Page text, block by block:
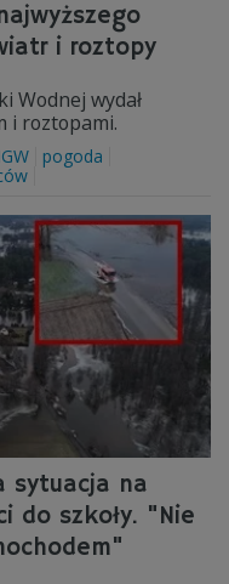
i roztopy
Wodnej wydał
i roztopami.
pogoda
sytuacja na
do szkoły. "Nie